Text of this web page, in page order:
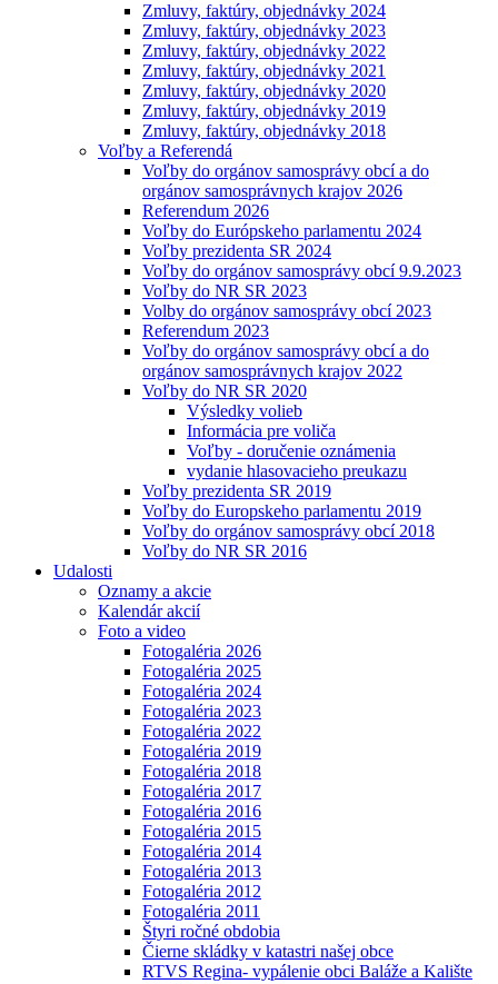
Zmluvy, faktúry, objednávky 2024
Zmluvy, faktúry, objednávky 2023
Zmluvy, faktúry, objednávky 2022
Zmluvy, faktúry, objednávky 2021
Zmluvy, faktúry, objednávky 2020
Zmluvy, faktúry, objednávky 2019
Zmluvy, faktúry, objednávky 2018
Voľby a Referendá
Voľby do orgánov samosprávy obcí a do
orgánov samosprávnych krajov 2026
Referendum 2026
Voľby do Európskeho parlamentu 2024
Voľby prezidenta SR 2024
Voľby do orgánov samosprávy obcí 9.9.2023
Voľby do NR SR 2023
Volby do orgánov samosprávy obcí 2023
Referendum 2023
Voľby do orgánov samosprávy obcí a do
orgánov samosprávnych krajov 2022
Voľby do NR SR 2020
Výsledky volieb
Informácia pre voliča
Voľby - doručenie oznámenia
vydanie hlasovacieho preukazu
Voľby prezidenta SR 2019
Voľby do Europskeho parlamentu 2019
Voľby do orgánov samosprávy obcí 2018
Voľby do NR SR 2016
Udalosti
Oznamy a akcie
Kalendár akcií
Foto a video
Fotogaléria 2026
Fotogaléria 2025
Fotogaléria 2024
Fotogaléria 2023
Fotogaléria 2022
Fotogaléria 2019
Fotogaléria 2018
Fotogaléria 2017
Fotogaléria 2016
Fotogaléria 2015
Fotogaléria 2014
Fotogaléria 2013
Fotogaléria 2012
Fotogaléria 2011
Štyri ročné obdobia
Čierne skládky v katastri našej obce
RTVS Regina- vypálenie obci Baláže a Kalište